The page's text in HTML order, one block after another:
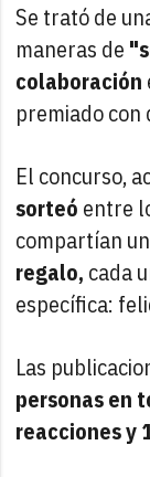
Se trató de
maneras de
colaboración
premiado
El concurso,
sorteó entre
compartían
regalo, cada
específica:
Las
personas en
reacciones y